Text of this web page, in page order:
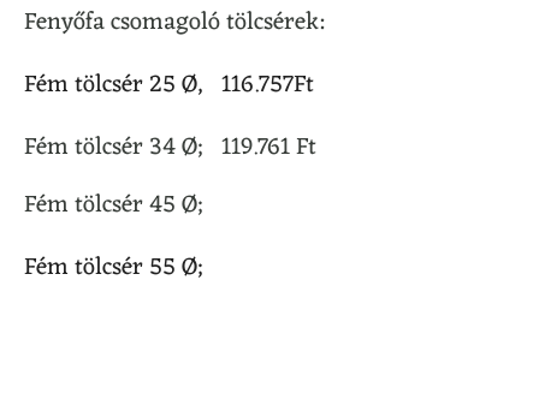
Fenyőfa csomagoló tölcsérek:
Fém tölcsér 25 Ø, 116.757Ft
Fém tölcsér 34 Ø; 119.761 Ft
Fém tölcsér 45 Ø;
Fém tölcsér 55 Ø;